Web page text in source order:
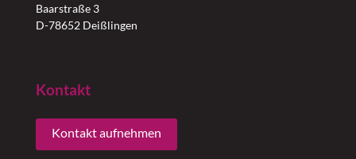
Baarstraße 3
D-78652 Deißlingen
Kontakt
Kontakt aufnehmen